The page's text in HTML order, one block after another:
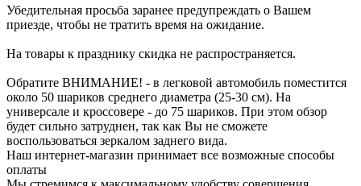
Убедительная просьба заранее предупреждать о Вашем
приезде, чтобы не тратить время на ожидание.
На товары к празднику скидка не распространяется.
Обратите ВНИМАНИЕ! - в легковой автомобиль поместится
около 50 шариков среднего диаметра (25-30 см). На
универсале и кроссовере - до 75 шариков. При этом обзор
будет сильно затруднен, так как Вы не сможете
воспользоваться зеркалом заднего вида.
Наш интернет-магазин принимает все возможные способы
оплаты